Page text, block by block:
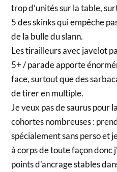
trop d’unités sur la table,
5 des skinks qui empêche
de la bulle du slann.
Les tirailleurs avec javelot
5+ / parade apporte
face, surtout que des
de tirer en multiple.
Je veux pas de saurus pour
cohortes nombreuses :
spécialement sans perso et
à corps de toute façon donc
points d’ancrage stables